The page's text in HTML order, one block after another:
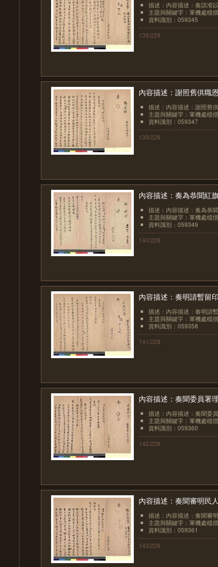
描述：內容描述：奏請准
主題與關鍵字：軍機處檔
資料識別：059345
138/228
內容描述：謝照舊供職
描述：內容描述：謝照舊
主題與關鍵字：軍機處檔
資料識別：059347
139/228
內容描述：奏為恭聞紅
描述：內容描述：奏為恭
主題與關鍵字：軍機處檔
資料識別：059349
140/228
內容描述：奏明請暫留
描述：內容描述：奏明請
主題與關鍵字：軍機處檔
資料識別：059358
141/228
內容描述：奏聞委員署
描述：內容描述：奏聞委
主題與關鍵字：軍機處檔
資料識別：059360
142/228
內容描述：奏聞審明民
描述：內容描述：奏聞審
主題與關鍵字：軍機處檔
資料識別：059361
143/228